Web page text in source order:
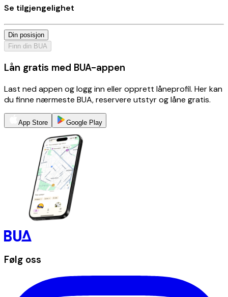
Se tilgjengelighet
Din posisjon
Finn din BUA
Lån gratis med BUA-appen
Last ned appen og logg inn eller opprett låneprofil. Her kan
du finne nærmeste BUA, reservere utstyr og låne gratis.
App Store Google Play
Følg oss